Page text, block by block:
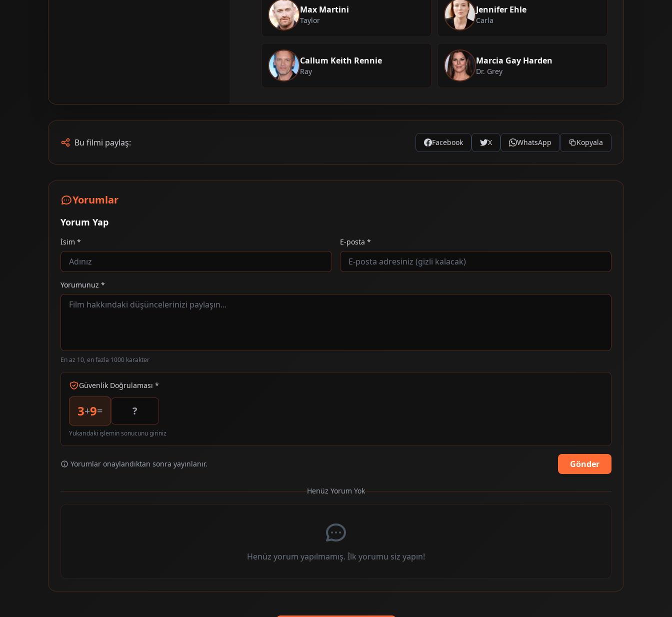
Max Martini
Taylor
Jennifer Ehle
Carla
Callum Keith Rennie
Ray
Marcia Gay Harden
Dr. Grey
Bu filmi paylaş: Facebook X WhatsApp Kopyala
Yorumlar
Yorum Yap
İsim * E-posta *
Yorumunuz *
En az 10, en fazla 1000 karakter
Güvenlik Doğrulaması *
3+9=
Yukarıdaki işlemin sonucunu giriniz
Yorumlar onaylandıktan sonra yayınlanır. Gönder
Henüz Yorum Yok
Henüz yorum yapılmamış. İlk yorumu siz yapın!